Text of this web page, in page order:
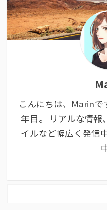
こんにちは、Marinで
年目。 リアルな情報
イルなど幅広く発信